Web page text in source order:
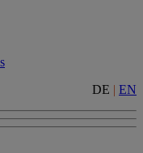
DE | EN